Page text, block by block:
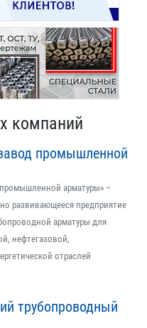
компаний
промышленной
арматуры» –
развивающееся предприятие
арматуры для
нефтегазовой,
отраслей
трубопроводный